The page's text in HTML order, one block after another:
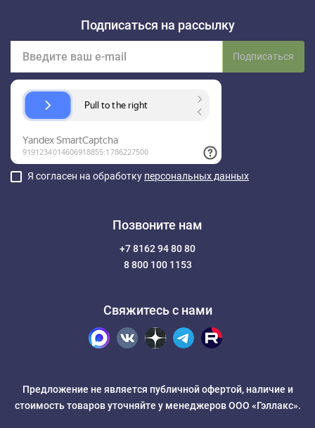
Подписаться на рассылку
Подписаться
Я согласен на обработку персональных данных
Позвоните нам
+7 8162 94 80 80
8 800 100 1153
Свяжитесь с нами
Предложение не является публичной офертой, наличие и
стоимость товаров уточняйте у менеджеров ООО «Гэллакс».